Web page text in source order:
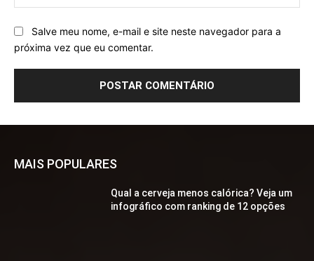
Salve meu nome, e-mail e site neste navegador para a
próxima vez que eu comentar.
MAIS POPULARES
Qual a cerveja menos calórica? Veja um
infográfico com ranking de 12 opções